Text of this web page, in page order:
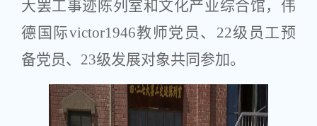
大罢工事迹陈列室和文化产业综合馆，伟
德国际victor1946教师党员、22级员工预
备党员、23级发展对象共同参加。